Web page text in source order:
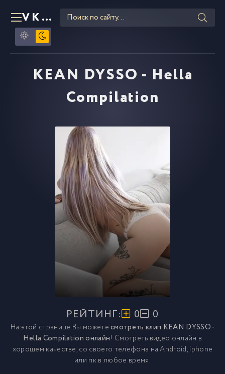
VKLIPE RU
KEAN DYSSO - Hella
Compilation
РЕЙТИНГ: 0 0
На этой странице Вы можетесмотреть клип KEAN DYSSO -
Hella Compilation онлайн! Смотреть видео онлайн в
хорошем качестве, со своего телефона на Android, iphone
или пк в любое время.